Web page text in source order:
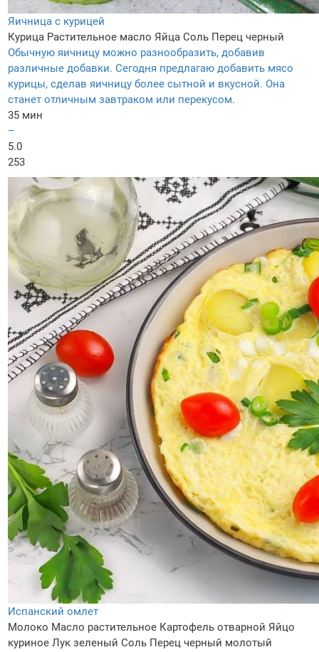
Яичница с курицей
Курица Растительное масло Яйца Соль Перец черный
Обычную яичницу можно разнообразить, добавив
различные добавки. Сегодня предлагаю добавить мясо
курицы, сделав яичницу более сытной и вкусной. Она
станет отличным завтраком или перекусом.
35 мин
–
5.0
253
Испанский омлет
Молоко Масло растительное Картофель отварной Яйцо
куриное Лук зеленый Соль Перец черный молотый